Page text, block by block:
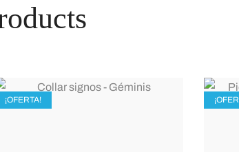
¡OFERTA!